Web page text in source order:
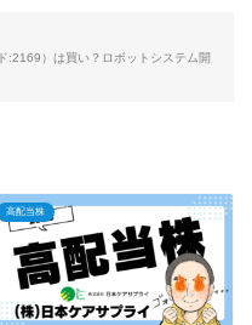
:2169）は買い？ロボットシステム開
高配当株